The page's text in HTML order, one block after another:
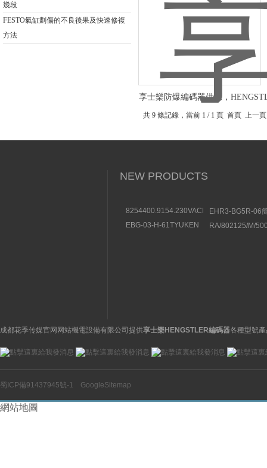
幾段
FESTO氣缸劃傷的不良後果及快速修複
方法
享士樂防爆編碼器供應，
共 9 條記錄，當前 1 / 1 頁 首頁 上
NEW PRODUCTS
8254400.9154.230VACBUSCHJOST
EHR3-BG5R-06
紹豐興TOYOOKI
EBG-03-H-61TYUKEN
RA/802125/M/
成都花季传媒官网网站機電設備有限公司提供享士樂HENGSTLER編碼器各種型號
蜀ICP備91437945號-1 GoogleSitemap
網站地圖